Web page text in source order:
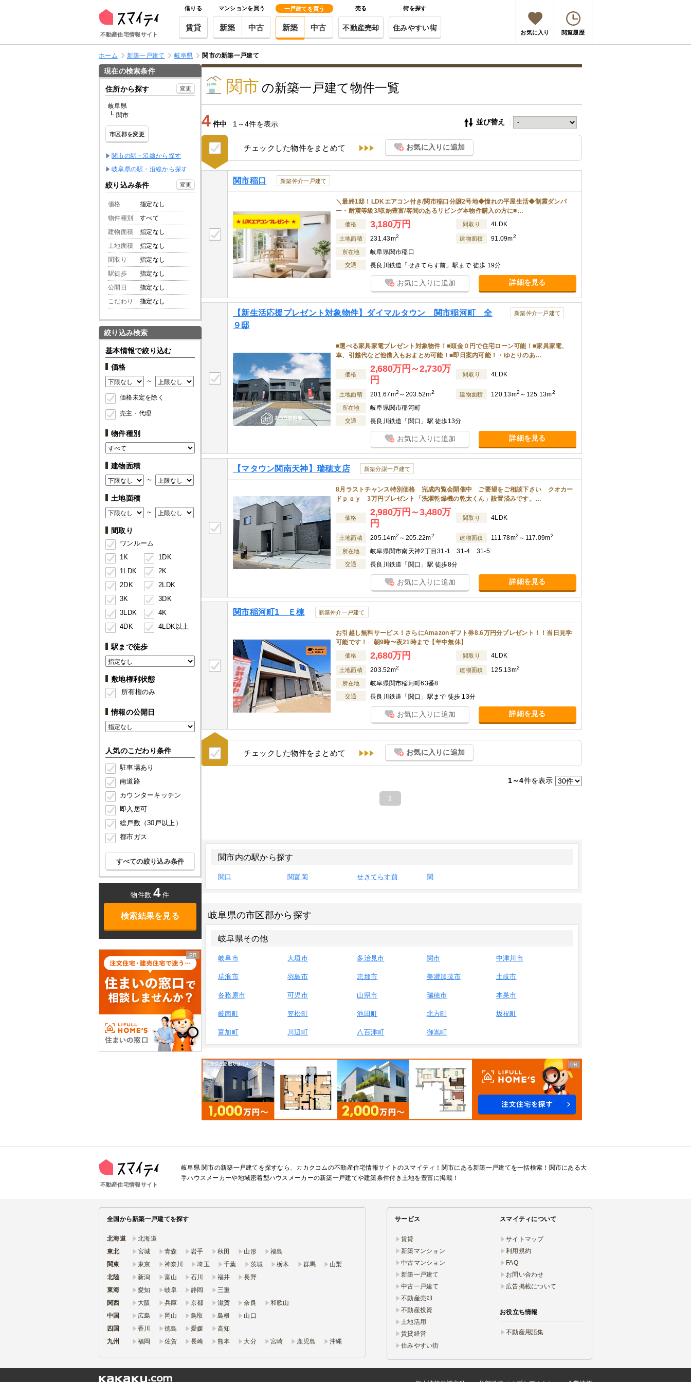
不動産住宅情報サイト
借りる
賃貸
マンションを買う
新築 中古
一戸建てを買う
新築 中古
売る
不動産売却
街を探す
住みやすい街
お気に入り 閲覧履歴
ホーム 新築一戸建て 岐阜県 関市の新築一戸建て
現在の検索条件
住所から探す 変更
岐阜県
関市
市区郡を変更
関市の駅・沿線から探す
岐阜県の駅・沿線から探す
絞り込み条件 変更
価格
指定なし
物件種別
すべて
建物面積
指定なし
土地面積
指定なし
間取り
指定なし
駅徒歩
指定なし
公開日
指定なし
こだわり
指定なし
絞り込み検索
基本情報で絞り込む
価格
～
価格未定を除く
売主・代理
物件種別
建物面積
～
土地面積
～
間取り
ワンルーム
1K
1DK
1LDK
2K
2DK
2LDK
3K
3DK
3LDK
4K
4DK
4LDK以上
駅まで徒歩
敷地権利状態
所有権のみ
情報の公開日
人気のこだわり条件
駐車場あり
南道路
カウンターキッチン
即入居可
総戸数（30戸以上）
都市ガス
すべての絞り込み条件
物件数 4 件
検索結果を見る
関市 の新築一戸建て物件一覧
4 件中 1～4件を表示 並び替え
チェックした物件をまとめて お気に入りに追加
関市稲口 新築仲介一戸建て
＼最終1邸！LDKエアコン付き/関市稲口分譲2号地◆憧れの平屋生活◆制震ダンパ
ー・耐震等級3/収納豊富/客間のあるリビング本物件購入の方に■…
価格 3,180万円 間取り 4LDK
土地面積 231.43m2 建物面積 91.09m2
所在地 岐阜県関市稲口
交通 長良川鉄道「せきてらす前」駅まで 徒歩 19分
お気に入りに追加 詳細を見る
【新生活応援プレゼント対象物件】ダイマルタウン 関市稲河町 全
９邸
新築仲介一戸建て
■選べる家具家電プレゼント対象物件！■頭金０円で住宅ローン可能！■家具家電、
車、引越代など他借入もおまとめ可能！■即日案内可能！・ゆとりのあ…
価格
2,680万円～2,730万
円
間取り 4LDK
土地面積 201.67m2 ～203.52m2 建物面積 120.13m2 ～125.13m2
所在地 岐阜県関市稲河町
交通 長良川鉄道「関口」駅 徒歩13分
お気に入りに追加 詳細を見る
【マタウン関南天神】瑞穂支店 新築分譲一戸建て
8月ラストチャンス特別価格 完成内覧会開催中 ご要望をご相談下さい クオカー
ドｐａｙ 3万円プレゼント「洗濯乾燥機の乾太くん」設置済みです。…
価格
2,980万円～3,480万
円
間取り 4LDK
土地面積 205.14m2 ～205.22m2 建物面積 111.78m2 ～117.09m2
所在地 岐阜県関市南天神2丁目31-1 31-4 31-5
交通 長良川鉄道「関口」駅 徒歩8分
お気に入りに追加 詳細を見る
関市稲河町1 Ｅ棟 新築仲介一戸建て
お引越し無料サービス！さらにAmazonギフト券8.6万円分プレゼント！！当日見学
可能です！ 朝9時〜夜21時まで【年中無休】
価格 2,680万円 間取り 4LDK
土地面積 203.52m2 建物面積 125.13m2
所在地 岐阜県関市稲河町63番8
交通 長良川鉄道「関口」駅まで 徒歩 13分
お気に入りに追加 詳細を見る
チェックした物件をまとめて お気に入りに追加
1～4件を表示
1
関市内の駅から探す
関口 関富岡 せきてらす前 関
岐阜県の市区郡から探す
岐阜県その他
岐阜市 大垣市 多治見市 関市 中津川市
瑞浪市 羽島市 恵那市 美濃加茂市 土岐市
各務原市 可児市 山県市 瑞穂市 本巣市
岐南町 笠松町 池田町 北方町 坂祝町
富加町 川辺町 八百津町 御嵩町
不動産住宅情報サイト
岐阜県 関市の新築一戸建てを探すなら、カカクコムの不動産住宅情報サイトのスマイティ！関市にある新築一戸建てを一括検索！関市にある大
手ハウスメーカーや地域密着型ハウスメーカーの新築一戸建てや建築条件付き土地を豊富に掲載！
全国から新築一戸建てを探す
北海道
北海道
東北
宮城 青森 岩手 秋田 山形
福島
関東
東京 神奈川 埼玉 千葉 茨城 栃木 群馬
山梨
北陸
新潟 富山 石川 福井
長野
東海
愛知 岐阜 静岡
三重
関西
大阪 兵庫 京都 滋賀 奈良
和歌山
中国
広島 岡山 鳥取 島根
山口
四国
香川 徳島 愛媛
高知
九州
福岡 佐賀 長崎 熊本 大分 宮崎 鹿児島 沖縄
サービス
賃貸
新築マンション
中古マンション
新築一戸建て
中古一戸建て
不動産売却
不動産投資
土地活用
賃貸経営
住みやすい街
スマイティについて
サイトマップ
利用規約
FAQ
お問い合わせ
広告掲載について
お役立ち情報
不動産用語集